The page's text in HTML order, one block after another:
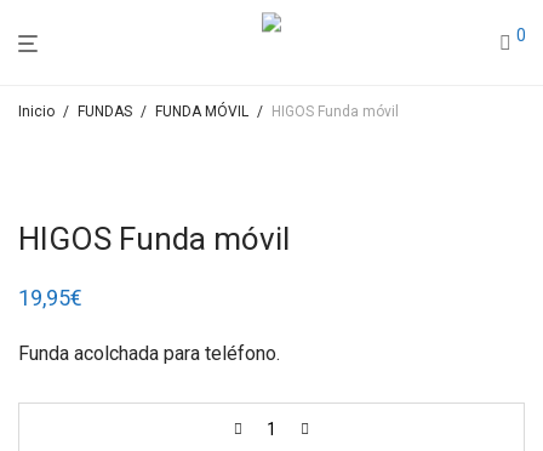
0
Inicio / FUNDAS / FUNDA MÓVIL / HIGOS Funda móvil
HIGOS Funda móvil
19,95€
Funda acolchada para teléfono.